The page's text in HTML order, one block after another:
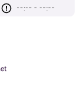
--:-- - --:--